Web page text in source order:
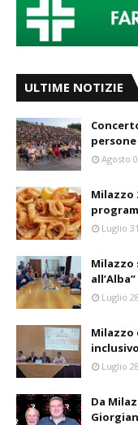
ULTIME NOTIZIE
persone
Agosto
Milazzo
Luglio
Milazzo
all’Alba”
Luglio
Milazzo
inclusivo
Luglio
Da